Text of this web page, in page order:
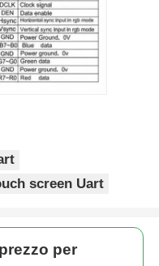
screen Uart
per